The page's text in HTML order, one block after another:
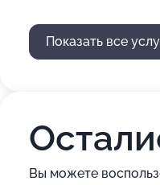
Показать все
Вы можете